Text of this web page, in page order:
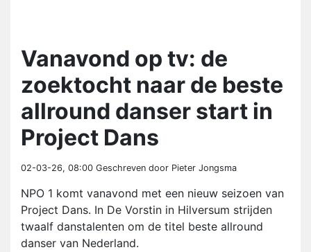
Vanavond op tv: de
zoektocht naar de beste
allround danser start in
Project Dans
02-03-26, 08:00 Geschreven door Pieter Jongsma
NPO 1 komt vanavond met een nieuw seizoen van
Project Dans. In De Vorstin in Hilversum strijden
twaalf danstalenten om de titel beste allround
danser van Nederland.